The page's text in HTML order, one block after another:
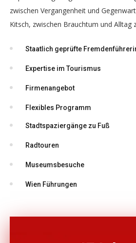
zwischen Vergangenheit und
Kitsch, zwischen Brauchtum und Alltag
Staatlich geprüfte
Expertise im Tourismus
Firmenangebot
Flexibles Programm
Stadtspaziergänge zu Fuß
Radtouren
Museumsbesuche
Wien Führungen